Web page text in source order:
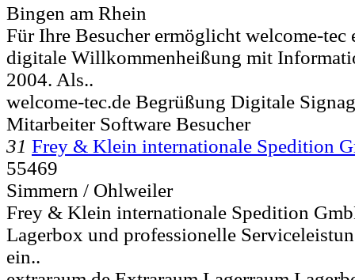
Bingen am Rhein
Für Ihre Besucher ermöglicht welcome-tec
digitale Willkommenheißung mit
2004. Als..
welcome-tec.de Begrüßung Digitale
Mitarbeiter Software Besucher
31 Frey & Klein internationale Spedition
55469
Simmern / Ohlweiler
Frey & Klein internationale Spedition
Lagerbox und professionelle
ein..